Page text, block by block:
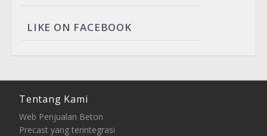
LIKE ON FACEBOOK
Tentang Kami
Web Penjualan Beton
Precast yang terintegrasi